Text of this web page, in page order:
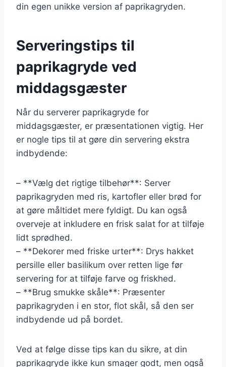
din egen unikke version af paprikagryden.
Serveringstips til
paprikagryde ved
middagsgæster
Når du serverer paprikagryde for
middagsgæster, er præsentationen vigtig. Her
er nogle tips til at gøre din servering ekstra
indbydende:
– **Vælg det rigtige tilbehør**: Server
paprikagryden med ris, kartofler eller brød for
at gøre måltidet mere fyldigt. Du kan også
overveje at inkludere en frisk salat for at tilføje
lidt sprødhed.
– **Dekorer med friske urter**: Drys hakket
persille eller basilikum over retten lige før
servering for at tilføje farve og friskhed.
– **Brug smukke skåle**: Præsenter
paprikagryden i en stor, flot skål, så den ser
indbydende ud på bordet.
Ved at følge disse tips kan du sikre, at din
paprikagryde ikke kun smager godt, men også